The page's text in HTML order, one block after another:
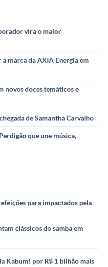
vira o maior
marca da AXIA Energia em
novos doces temáticos e
de Samantha Carvalho
que une música,
para impactados pela
clássicos do samba em
Kabum! por R$ 1 bilhão mais